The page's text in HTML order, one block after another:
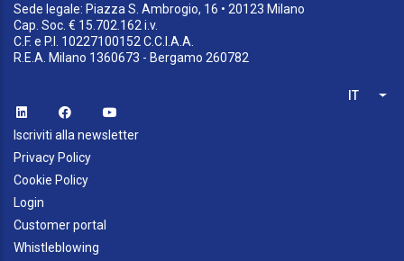
Sede legale: Piazza S. Ambrogio, 16 • 20123 Milano
Cap. Soc. € 15.702.162 i.v.
C.F. e P.I. 10227100152 C.C.I.A.A.
R.E.A. Milano 1360673 - Bergamo 260782
IT
Iscriviti alla newsletter
Privacy Policy
Cookie Policy
Login
Customer portal
Whistleblowing